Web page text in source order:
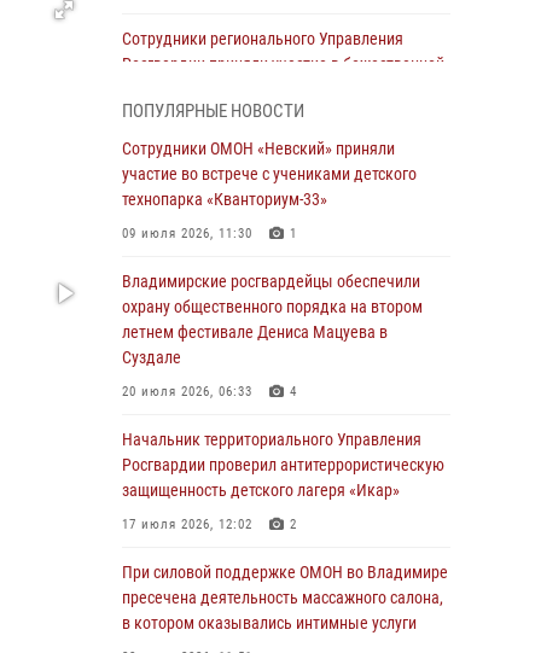
Сотрудники регионального Управления
Росгвардии приняли участие в божественной
равноапостольного великого князя
Владимира и празднования Дня Крещения
29 июля 2026, 05:29 4
пресечена деятельность массажного салона,
в котором оказывались интимные услуги
28 июля 2026, 11:51
Во Владимирcкой области открыли
детском лагере «Икар»
27 июля 2026, 16:43 2
Владимирские росгвардейцы обеспечили
летнем фестивале Дениса Мацуева в
20 июля 2026, 06:33 4
ПОПУЛЯРНЫЕ НОВОСТИ
Сотрудники ОМОН «Невский» приняли
участие во встрече с учениками детского
технопарка «Кванториум-33»
09 июля 2026, 11:30 1
Владимирские росгвардейцы обеспечили
охрану общественного порядка на втором
летнем фестивале Дениса Мацуева в
Суздале
20 июля 2026, 06:33 4
Начальник территориального Управления
Росгвардии проверил антитеррористическую
защищенность детского лагеря «Икар»
17 июля 2026, 12:02 2
При силовой поддержке ОМОН во Владимире
пресечена деятельность массажного салона,
в котором оказывались интимные услуги